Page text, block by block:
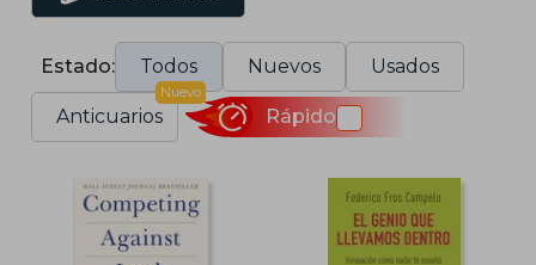
Estado: Todos Nuevos Usados
Anticuarios
Nuevo
Rápido